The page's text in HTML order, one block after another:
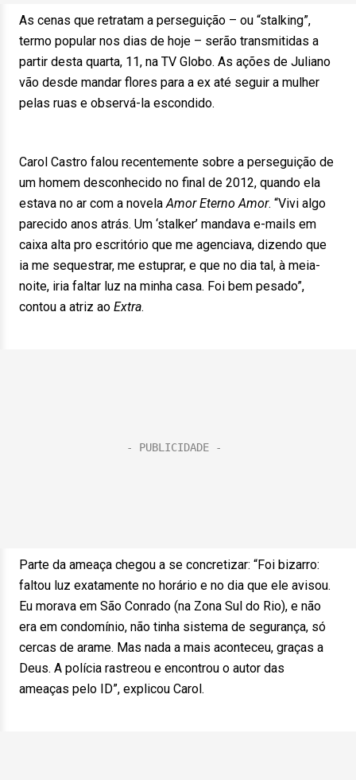
As cenas que retratam a perseguição – ou “stalking”,
termo popular nos dias de hoje – serão transmitidas a
partir desta quarta, 11, na TV Globo. As ações de Juliano
vão desde mandar flores para a ex até seguir a mulher
pelas ruas e observá-la escondido.
Carol Castro falou recentemente sobre a perseguição de
um homem desconhecido no final de 2012, quando ela
estava no ar com a novelaAmor Eterno Amor. “Vivi algo
parecido anos atrás. Um ‘stalker’ mandava e-mails em
caixa alta pro escritório que me agenciava, dizendo que
ia me sequestrar, me estuprar, e que no dia tal, à meia-
noite, iria faltar luz na minha casa. Foi bem pesado”,
contou a atriz ao Extra.
Parte da ameaça chegou a se concretizar: “Foi bizarro:
faltou luz exatamente no horário e no dia que ele avisou.
Eu morava em São Conrado (na Zona Sul do Rio), e não
era em condomínio, não tinha sistema de segurança, só
cercas de arame. Mas nada a mais aconteceu, graças a
Deus. A polícia rastreou e encontrou o autor das
ameaças pelo ID”, explicou Carol.